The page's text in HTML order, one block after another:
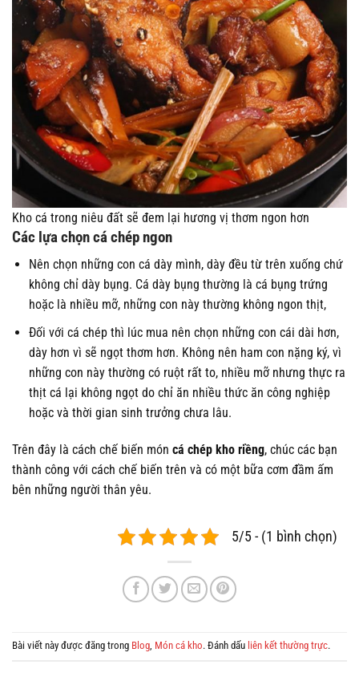
Kho cá trong niêu đất sẽ đem lại hương vị thơm ngon hơn
Các lựa chọn cá chép ngon
Nên chọn những con cá dày mình, dày đều từ trên xuống chứ
không chỉ dày bụng. Cá dày bụng thường là cá bụng trứng
hoặc là nhiều mỡ, những con này thường không ngon thịt,
Đối với cá chép thì lúc mua nên chọn những con cái dài hơn,
dày hơn vì sẽ ngọt thơm hơn. Không nên ham con nặng ký, vì
những con này thường có ruột rất to, nhiều mỡ nhưng thực ra
thịt cá lại không ngọt do chỉ ăn nhiều thức ăn công nghiệp
hoặc và thời gian sinh trưởng chưa lâu.
Trên đây là cách chế biến món cá chép kho riềng, chúc các bạn
thành công với cách chế biến trên và có một bữa cơm đầm ấm
bên những người thân yêu.
5/5 - (1 bình chọn)
Bài viết này được đăng trong Blog, Món cá kho. Đánh dấu liên kết thường trực.